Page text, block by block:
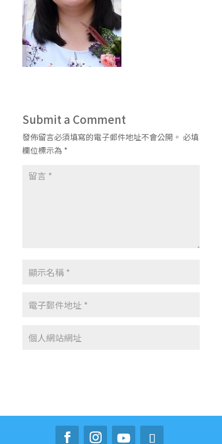
Submit a Comment
發佈留言必須填寫的電子郵件地址不會公開。 必填
欄位標示為 *